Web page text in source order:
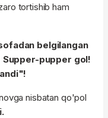
tortishib ham
belgilangan
Supper-pupper gol!
nisbatan qo'pol